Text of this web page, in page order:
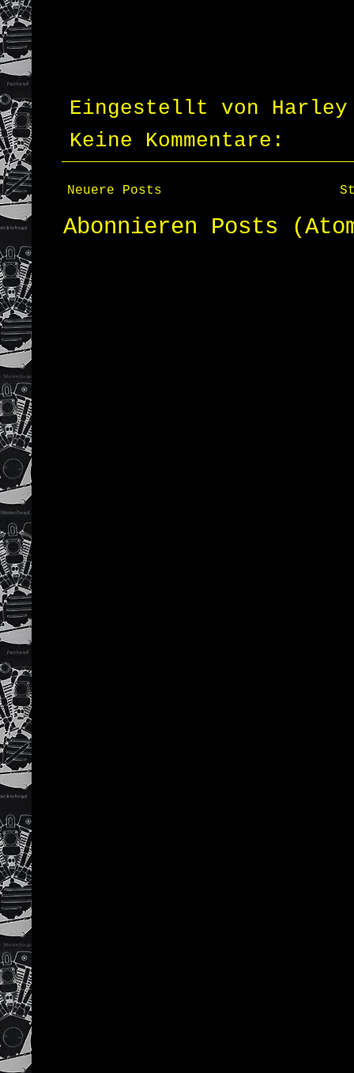
Eingestellt von
Keine Kommentare:
Neuere Posts
Abonnieren Posts